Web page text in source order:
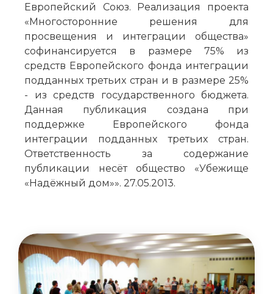
Европейский Союз. Реализация проекта
«Многосторонние решения для
просвещения и интеграции общества»
софинансируется в размере 75% из
средств Европейского фонда интеграции
подданных третьих стран и в размере 25%
- из средств государственного бюджета.
Данная публикация создана при
поддержке Европейского фонда
интеграции подданных третьих стран.
Ответственность за содержание
публикации несёт общество «Убежище
«Надёжный дом»». 27.05.2013.